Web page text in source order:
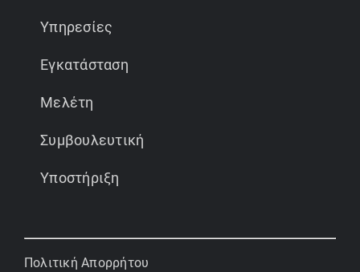
Υπηρεσίες
Εγκατάσταση
Μελέτη
Συμβουλευτική
Υποστήριξη
Πολιτική Απορρήτου